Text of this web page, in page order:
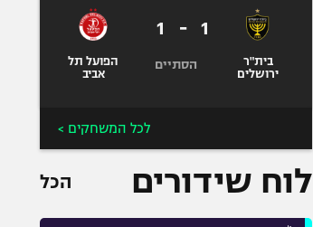
בית"ר
ירושלים
1
-
1
הסתיים
הפועל תל
אביב
לכל המשחקים >
לוח שידורים הכל